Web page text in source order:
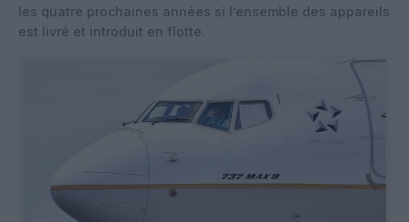
les quatre prochaines années si l’ensemble des appareils
est livré et introduit en flotte.